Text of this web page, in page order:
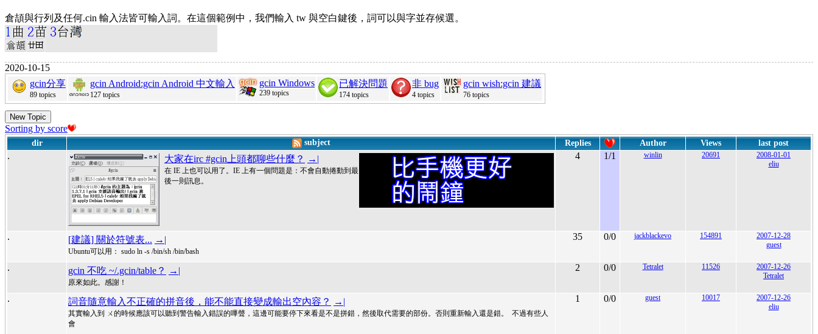
倉頡與行列及任何.cin 輸入法皆可輸入詞。在這個範例中，我們輸入 tw 與空白鍵後，詞可以與字並存候選。
2020-10-15
gcin分享
89 topics
gcin Android:gcin Android 中文輸入
127 topics
gcin Windows
239 topics
已解決問題
174 topics
非 bug
4 topics
gcin wish:gcin 建議
76 topics
New Topic
Sorting by score
dir subject Replies Author Views last post
. 大家在irc #gcin上頭都聊些什麼？ →|
在 IE 上也可以用了。IE 上有一個問題是：不會自動捲動到最
後一則訊息。
4 1/1 winlin 20691
2008-01-01
eliu
. [建議] 關於符號表... →|
Ubuntu可以用： sudo ln -s /bin/sh /bin/bash
35 0/0 jackblackevo 154891
2007-12-28
guest
. gcin 不吃 ~/.gcin/table？ →|
原來如此。感謝！
2 0/0 Tetralet 11526
2007-12-26
Tetralet
. 詞音隨意輸入不正確的拼音後，能不能直接變成輸出空內容？ →|
其實輸入到 ㄨ的時候應該可以聽到警告輸入錯誤的嗶聲，這邊可能要停下來看是不是拼錯，然後取代需要的部份。否則重新輸入還是錯。 不過有些人
會
1 0/0 guest 10017
2007-12-26
eliu